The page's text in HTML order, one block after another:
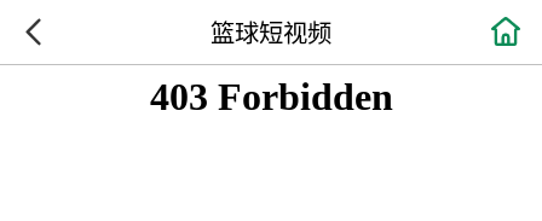
 篮球短视频